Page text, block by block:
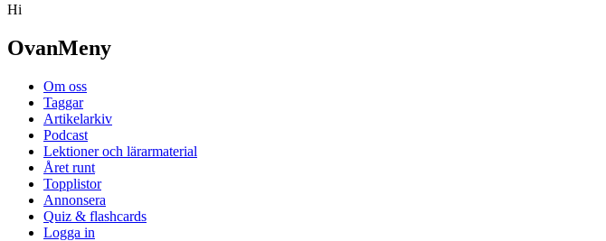
Hi
OvanMeny
Om oss
Taggar
Artikelarkiv
Podcast
Lektioner och lärarmaterial
Året runt
Topplistor
Annonsera
Quiz & flashcards
Logga in